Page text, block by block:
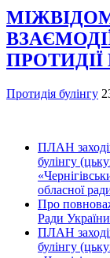
Протидія булінгу
ПЛАН
булінгу
обласної
Про
Ради
ПЛАН
булінгу